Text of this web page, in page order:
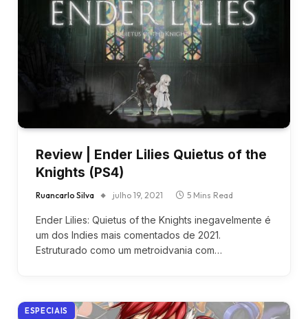
Review | Ender Lilies Quietus of the
Knights (PS4)
Ruancarlo Silva julho 19, 2021 5 Mins Read
Ender Lilies: Quietus of the Knights inegavelmente é
um dos Indies mais comentados de 2021.
Estruturado como um metroidvania com…
ESPECIAIS